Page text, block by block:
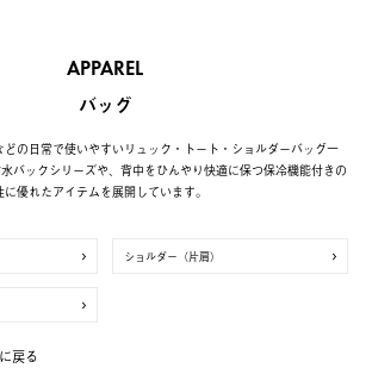
APPAREL
バッグ
の日常で使いやすいリュック・トート・ショルダーバッグ一
バックシリーズや、背中をひんやり快適に保つ保冷機能付きの
優れたアイテムを展開しています。
ショルダー（片肩）
戻る